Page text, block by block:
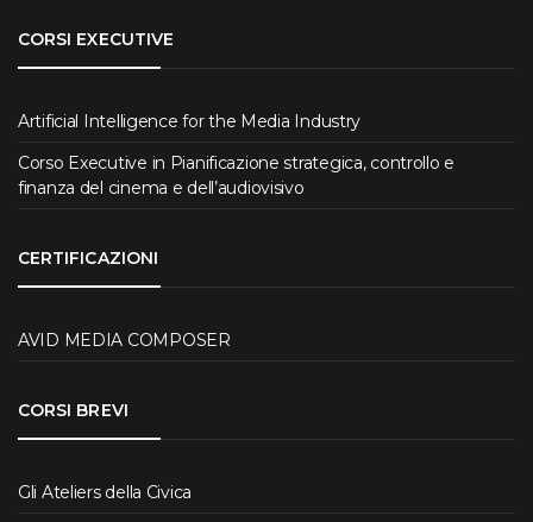
CORSI EXECUTIVE
Artificial Intelligence for the Media Industry
Corso Executive in Pianificazione strategica, controllo e
finanza del cinema e dell’audiovisivo
CERTIFICAZIONI
AVID MEDIA COMPOSER
CORSI BREVI
Gli Ateliers della Civica